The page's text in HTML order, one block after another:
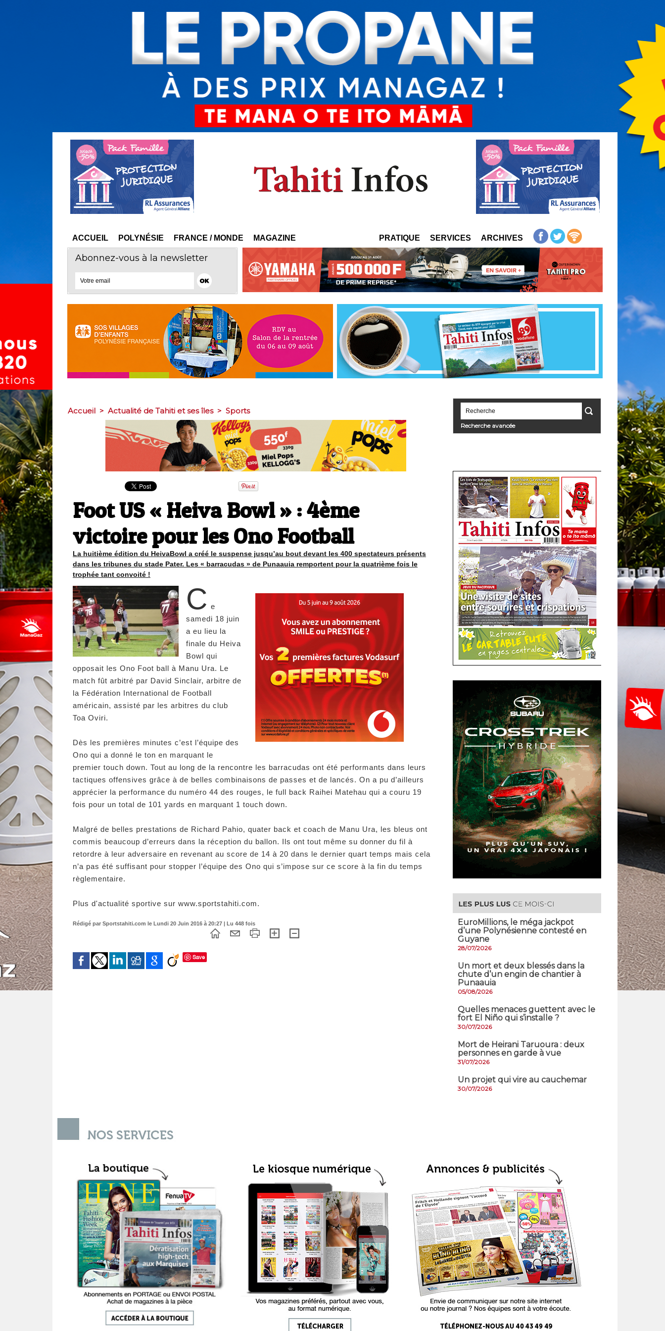
ACCUEIL POLYNÉSIE FRANCE / MONDE MAGAZINE PRATIQUE SERVICES ARCHIVES
Abonnez-vous à la newsletter
Accueil > Actualité de Tahiti et ses îles > Sports
Foot US « Heiva Bowl » : 4ème
victoire pour les Ono Football
La huitième édition du HeivaBowl a créé le suspense jusqu’au bout devant les 400 spectateurs présents
dans les tribunes du stade Pater. Les « barracudas » de Punaauia remportent pour la quatrième fois le
trophée tant convoité !
C e
samedi 18 juin
a eu lieu la
finale du Heiva
Bowl qui
opposait les Ono Foot ball à Manu Ura. Le
match fût arbitré par David Sinclair, arbitre de
la Fédération International de Football
américain, assisté par les arbitres du club
Toa Oviri.
Dès les premières minutes c’est l’équipe des
Ono qui a donné le ton en marquant le
premier touch down. Tout au long de la rencontre les barracudas ont été performants dans leurs
tactiques offensives grâce à de belles combinaisons de passes et de lancés. On a pu d’ailleurs
apprécier la performance du numéro 44 des rouges, le full back Raihei Matehau qui a couru 19
fois pour un total de 101 yards en marquant 1 touch down.
Malgré de belles prestations de Richard Pahio, quater back et coach de Manu Ura, les bleus ont
commis beaucoup d’erreurs dans la réception du ballon. Ils ont tout même su donner du fil à
retordre à leur adversaire en revenant au score de 14 à 20 dans le dernier quart temps mais cela
n’a pas été suffisant pour stopper l’équipe des Ono qui s’impose sur ce score à la fin du temps
règlementaire.
Plus d'actualité sportive sur www.sportstahiti.com.
Rédigé par Sportstahiti.com le Lundi 20 Juin 2016 à 20:27 | Lu 448 fois
Save
Recherche avancée
EuroMillions, ​le méga jackpot
d’une Polynésienne contesté en
Guyane
28/07/2026
​Un mort et deux blessés dans la
chute d’un engin de chantier à
Punaauia
05/08/2026
Quelles menaces guettent avec le
fort El Niño qui s’installe ?
30/07/2026
Mort de Heirani Taruoura : deux
personnes en garde à vue
31/07/2026
Un projet qui vire au cauchemar
30/07/2026